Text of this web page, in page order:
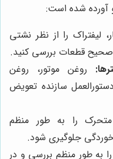
آورده شده است:
لیفتراک را از نظر نشتی
قطعات بررسی کنید.
روغن موتور، روغن
سازنده تعویض
را به طور منظم
جلوگیری شود.
را به طور منظم بررسی و در